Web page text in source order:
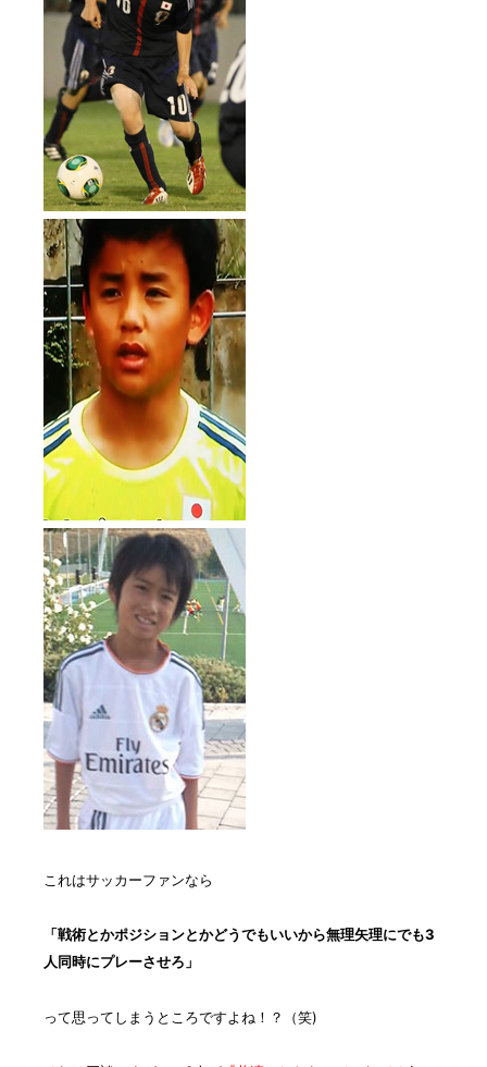
これはサッカーファンなら
「戦術とかポジションとかどうでもいいから無理矢理にでも3
人同時にプレーさせろ」
って思ってしまうところですよね！？（笑)